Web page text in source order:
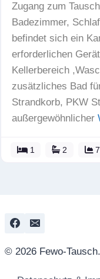
Zugang zum
Badezimmer,
befindet sich ein
erforderlichen
Kellerbereich
zusätzliches Bad
Strandkorb, PKW
außergewöhnlicher
1 2
© 2026 Fewo-